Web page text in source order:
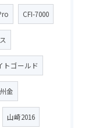
CFI-7000
トゴールド
金
山崎2016